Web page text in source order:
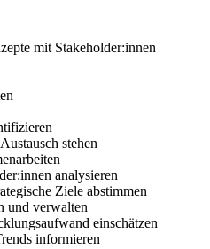
mit Stakeholder:innen
stehen
analysieren
Ziele abstimmen
und verwalten
einschätzen
informieren